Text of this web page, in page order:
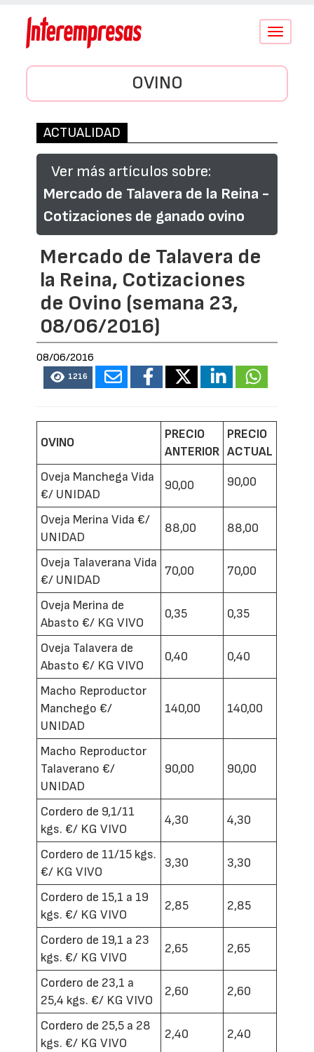
Conmutar
OVINO
ACTUALIDAD
Ver más artículos sobre:
Mercado de Talavera de la Reina -
Cotizaciones de ganado ovino
Mercado de Talavera de
la Reina, Cotizaciones
de Ovino (semana 23,
08/06/2016)
08/06/2016
1216
OVINO
PRECIO
ANTERIOR
PRECIO
ACTUAL
Oveja Manchega Vida
€/ UNIDAD
90,00 90,00
Oveja Merina Vida €/
UNIDAD
88,00 88,00
Oveja Talaverana Vida
€/ UNIDAD
70,00 70,00
Oveja Merina de
Abasto €/ KG VIVO
0,35 0,35
Oveja Talavera de
Abasto €/ KG VIVO
0,40 0,40
Macho Reproductor
Manchego €/
UNIDAD
140,00 140,00
Macho Reproductor
Talaverano €/
UNIDAD
90,00 90,00
Cordero de 9,1/11
kgs. €/ KG VIVO
4,30 4,30
Cordero de 11/15 kgs.
€/ KG VIVO
3,30 3,30
Cordero de 15,1 a 19
kgs. €/ KG VIVO
2,85 2,85
Cordero de 19,1 a 23
kgs. €/ KG VIVO
2,65 2,65
Cordero de 23,1 a
25,4 kgs. €/ KG VIVO
2,60 2,60
Cordero de 25,5 a 28
kgs. €/ KG VIVO
2,40 2,40